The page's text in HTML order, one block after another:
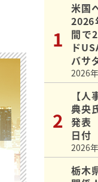
米国
2026
間で
ド
バサ
2026
【
典央
発表
日付
2026
栃木